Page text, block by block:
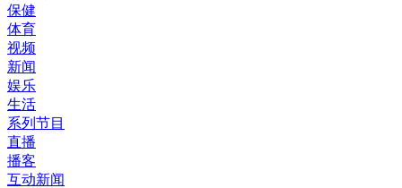
保健
体育
视频
新闻
娱乐
生活
系列节目
直播
播客
互动新闻